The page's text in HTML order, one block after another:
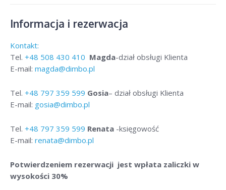
Informacja i rezerwacja
Kontakt:
Tel. +48 508 430 410 Magda-dział obsługi Klienta
E-mail: magda@dimbo.pl
Tel. +48 797 359 599 Gosia– dział obsługi Klienta
E-mail: gosia@dimbo.pl
Tel. +48 797 359 599 Renata -księgowość
E-mail: renata@dimbo.pl
Potwierdzeniem rezerwacji jest wpłata zaliczki w
wysokości 30%